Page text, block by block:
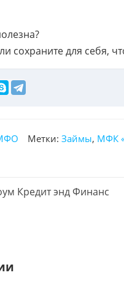
сохраните для себя,
Метки: Займы, МФК
Кредит энд Финанс